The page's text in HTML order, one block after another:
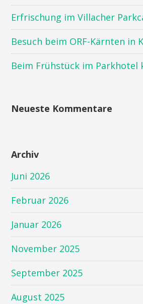
Erfrischung im Villacher
Besuch beim ORF-Kärnten in
Beim Frühstück im Parkhotel
Neueste Kommentare
Archiv
Juni 2026
Februar 2026
Januar 2026
November 2025
September 2025
August 2025